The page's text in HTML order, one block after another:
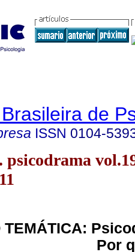
de
ISSN 0104-
psicodrama
TEMÁTICA:
Por